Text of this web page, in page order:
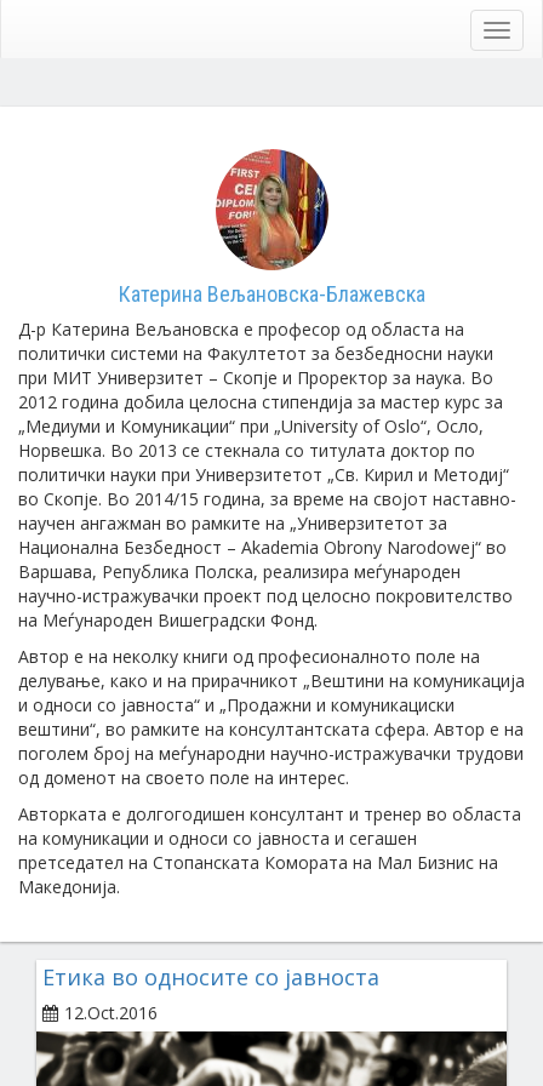
Катерина Вељановска-Блажевска
Д-р Катерина Вељановска е професор од областа на
политички системи на Факултетот за безбедносни науки
при МИТ Универзитет – Скопје и Проректор за наука. Во
2012 година добила целосна стипендија за мастер курс за
„Медиуми и Комуникации“ при „University of Oslo“, Осло,
Норвешка. Во 2013 се стекнала со титулата доктор по
политички науки при Универзитетот „Св. Кирил и Методиј“
во Скопје. Во 2014/15 година, за време на својот наставно-
научен ангажман во рамките на „Универзитетот за
Национална Безбедност – Akademia Obrony Narodowej“ во
Варшава, Република Полска, реализира меѓународен
научно-истражувачки проект под целосно покровителство
на Меѓународен Вишеградски Фонд.
Автор е на неколку книги од професионалното поле на
делување, како и на прирачникот „Вештини на комуникација
и односи со јавноста“ и „Продажни и комуникациски
вештини“, во рамките на консултантската сфера. Автор е на
поголем број на меѓународни научно-истражувачки трудови
од доменот на своето поле на интерес.
Авторката е долгогодишен консултант и тренер во областа
на комуникации и односи со јавноста и сегашен
претседател на Стопанската Комората на Мал Бизнис на
Македонија.
Етика во односите со јавноста
12.Oct.2016